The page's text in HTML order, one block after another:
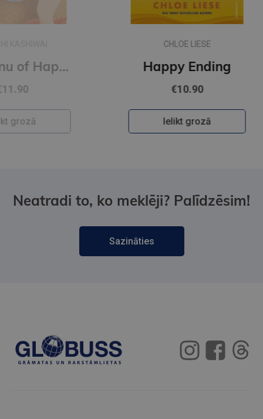
The Menu of Happiness Happy Ending
Neatradi to, ko meklēji? Palīdzēsim!
Sazināties